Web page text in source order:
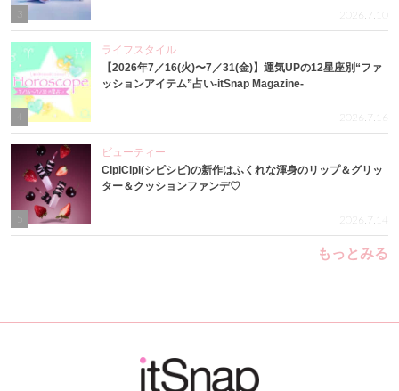
3 2026.7.10
4
ライフスタイル
【2026年7／16(火)〜7／31(金)】運気UPの12星座別“ファ
ッションアイテム”占い-itSnap Magazine-
2026.7.16
ビューティー
CipiCipi(シピシピ)の新作はふくれな渾身のリップ＆グリッ
ター＆クッションファンデ♡
2026.7.14
もっとみる